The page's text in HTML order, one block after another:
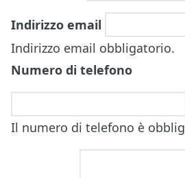
Indirizzo email
Indirizzo email obbligatorio.
Numero di telefono
Il numero di telefono è